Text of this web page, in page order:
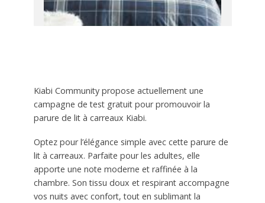
Kiabi Community propose actuellement une
campagne de test gratuit pour promouvoir la
parure de lit à carreaux Kiabi.
Optez pour l’élégance simple avec cette parure de
lit à carreaux. Parfaite pour les adultes, elle
apporte une note moderne et raffinée à la
chambre. Son tissu doux et respirant accompagne
vos nuits avec confort, tout en sublimant la